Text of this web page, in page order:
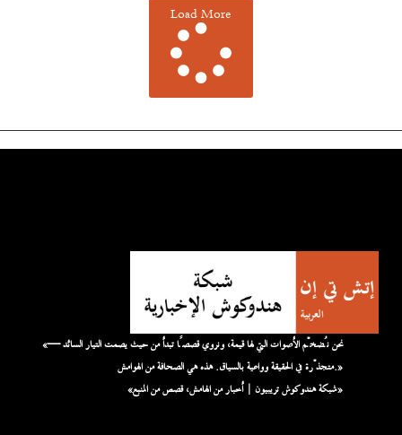
Load More
«نحن نُضخّم الأصوات التي لها قيمة، ونروي قصصًا تبدأ من حيث يصمت التيار السائد —
متجذّرة في الحقيقة وواعية بالسياق. هذه هي الصحافة من الهوامش.»
«شبكة هندوكوش تريبيون | أخبار من الهامش، قصص من المنبع»